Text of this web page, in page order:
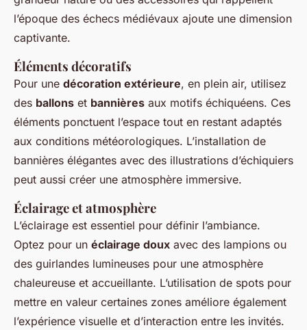
l’époque des échecs médiévaux ajoute une dimension
captivante.
Éléments décoratifs
Pour une décoration extérieure, en plein air, utilisez
des ballons et bannières aux motifs échiquéens. Ces
éléments ponctuent l’espace tout en restant adaptés
aux conditions météorologiques. L’installation de
bannières élégantes avec des illustrations d’échiquiers
peut aussi créer une atmosphère immersive.
Éclairage et atmosphère
L’éclairage est essentiel pour définir l’ambiance.
Optez pour un éclairage doux avec des lampions ou
des guirlandes lumineuses pour une atmosphère
chaleureuse et accueillante. L’utilisation de spots pour
mettre en valeur certaines zones améliore également
l’expérience visuelle et d’interaction entre les invités.